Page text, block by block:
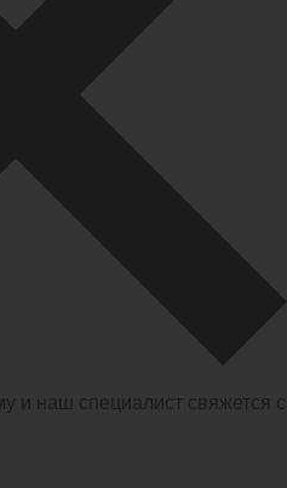
и наш специалист свяжется с